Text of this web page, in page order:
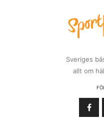
Sveriges
allt om